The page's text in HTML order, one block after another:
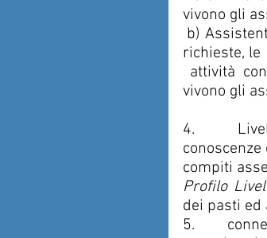
vivono gli
richieste, le
vivono gli
4.
compiti
Profilo
dei pasti ed
5.